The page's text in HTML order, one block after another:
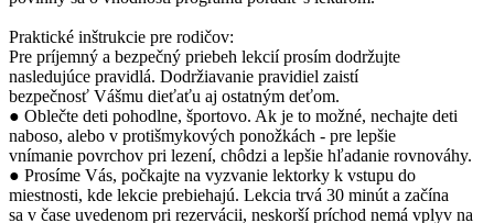
Praktické inštrukcie pre rodičov:
Pre príjemný a bezpečný priebeh lekcií prosím dodržujte
nasledujúce pravidlá. Dodržiavanie pravidiel zaistí
bezpečnosť Vášmu dieťaťu aj ostatným deťom.
● Oblečte deti pohodlne, športovo. Ak je to možné, nechajte deti
naboso, alebo v protišmykových ponožkách - pre lepšie
vnímanie povrchov pri lezení, chôdzi a lepšie hľadanie rovnováhy.
● Prosíme Vás, počkajte na vyzvanie lektorky k vstupu do
miestnosti, kde lekcie prebiehajú. Lekcia trvá 30 minút a začína
sa v čase uvedenom pri rezervácii, neskorší príchod nemá vplyv na